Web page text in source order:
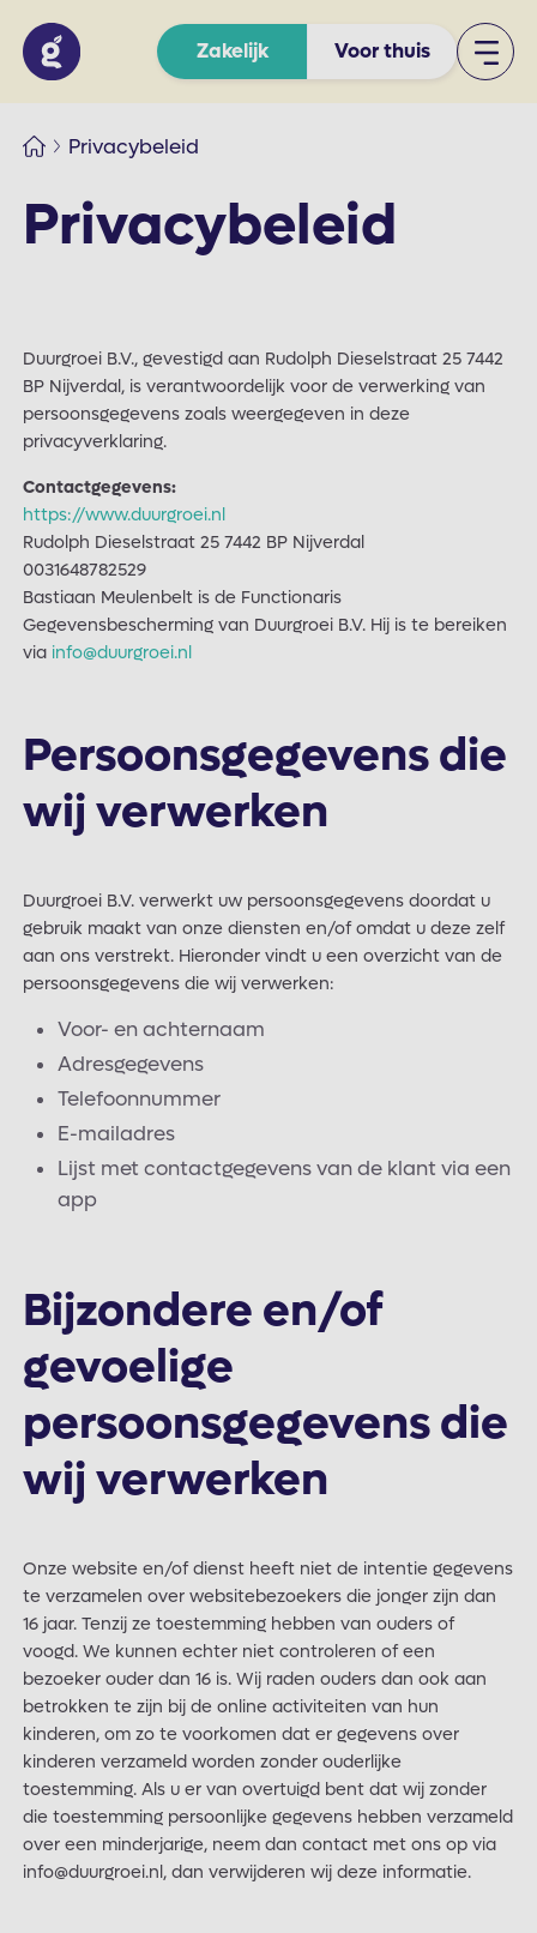
Zakelijk Voor thuis
Privacybeleid
Privacybeleid
Duurgroei B.V., gevestigd aan Rudolph Dieselstraat 25 7442
BP Nijverdal, is verantwoordelijk voor de verwerking van
persoonsgegevens zoals weergegeven in deze
privacyverklaring.
Contactgegevens:
https://www.duurgroei.nl
Rudolph Dieselstraat 25 7442 BP Nijverdal
0031648782529
Bastiaan Meulenbelt is de Functionaris
Gegevensbescherming van Duurgroei B.V. Hij is te bereiken
via info@duurgroei.nl
Persoonsgegevens die
wij verwerken
Duurgroei B.V. verwerkt uw persoonsgegevens doordat u
gebruik maakt van onze diensten en/of omdat u deze zelf
aan ons verstrekt. Hieronder vindt u een overzicht van de
persoonsgegevens die wij verwerken:
Voor- en achternaam
Adresgegevens
Telefoonnummer
E-mailadres
Lijst met contactgegevens van de klant via een
app
Bijzondere en/of
gevoelige
persoonsgegevens die
wij verwerken
Onze website en/of dienst heeft niet de intentie gegevens
te verzamelen over websitebezoekers die jonger zijn dan
16 jaar. Tenzij ze toestemming hebben van ouders of
voogd. We kunnen echter niet controleren of een
bezoeker ouder dan 16 is. Wij raden ouders dan ook aan
betrokken te zijn bij de online activiteiten van hun
kinderen, om zo te voorkomen dat er gegevens over
kinderen verzameld worden zonder ouderlijke
toestemming. Als u er van overtuigd bent dat wij zonder
die toestemming persoonlijke gegevens hebben verzameld
over een minderjarige, neem dan contact met ons op via
info@duurgroei.nl, dan verwijderen wij deze informatie.